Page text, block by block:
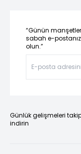
“Günün
sabah e-
olun.”
Günlük gelişmeleri
indirin